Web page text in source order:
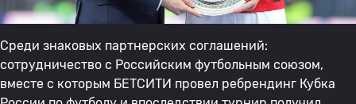
Среди знаковых партнерских соглашений:
сотрудничество с Российским футбольным союзом,
вместе с которым БЕТСИТИ провел ребрендинг Кубка